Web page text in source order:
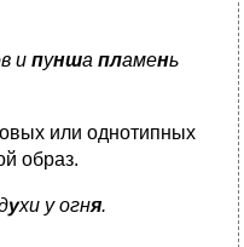
и пунша пламень
или однотипных
образ.
ухи у огня.